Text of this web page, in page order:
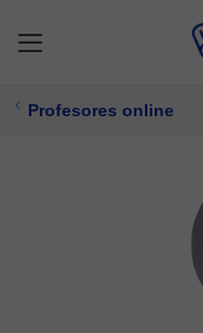
Profesores online